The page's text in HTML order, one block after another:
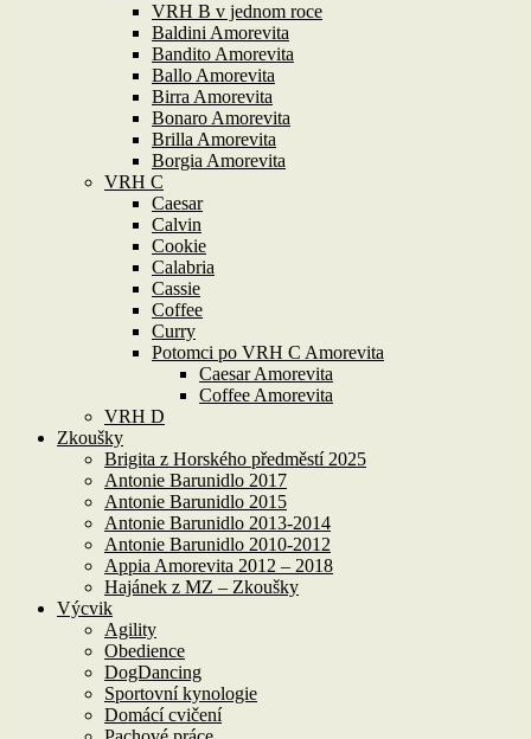
VRH B v jednom roce
Baldini Amorevita
Bandito Amorevita
Ballo Amorevita
Birra Amorevita
Bonaro Amorevita
Brilla Amorevita
Borgia Amorevita
VRH C
Caesar
Calvin
Cookie
Calabria
Cassie
Coffee
Curry
Potomci po VRH C Amorevita
Caesar Amorevita
Coffee Amorevita
VRH D
Zkoušky
Brigita z Horského předměstí 2025
Antonie Barunidlo 2017
Antonie Barunidlo 2015
Antonie Barunidlo 2013-2014
Antonie Barunidlo 2010-2012
Appia Amorevita 2012 – 2018
Hajánek z MZ – Zkoušky
Výcvik
Agility
Obedience
DogDancing
Sportovní kynologie
Domácí cvičení